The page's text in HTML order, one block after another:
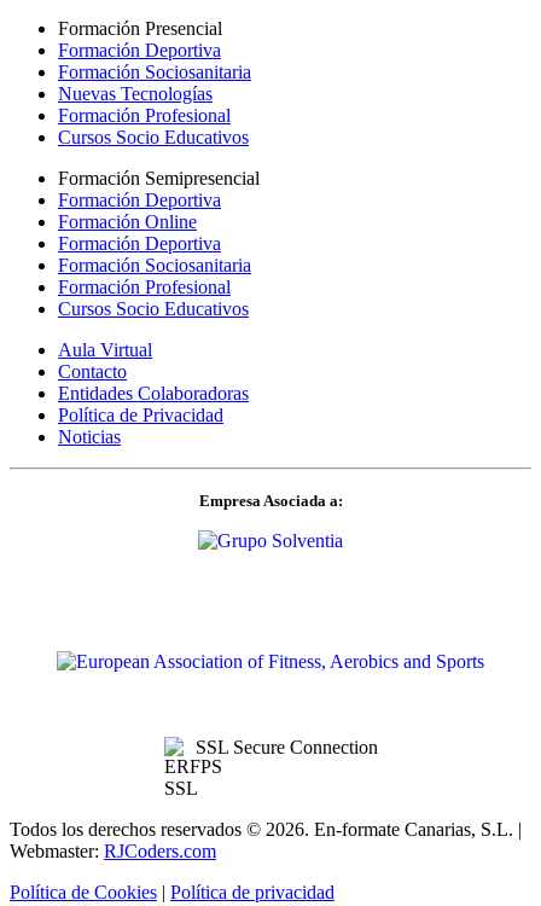
Formación Presencial
Formación Deportiva
Formación Sociosanitaria
Nuevas Tecnologías
Formación Profesional
Cursos Socio Educativos
Formación Semipresencial
Formación Deportiva
Formación Online
Formación Deportiva
Formación Sociosanitaria
Formación Profesional
Cursos Socio Educativos
Aula Virtual
Contacto
Entidades Colaboradoras
Política de Privacidad
Noticias
Empresa Asociada a:
SSL Secure Connection
Todos los derechos reservados © 2026. En-formate Canarias, S.L. |
Webmaster: RJCoders.com
Política de Cookies | Política de privacidad